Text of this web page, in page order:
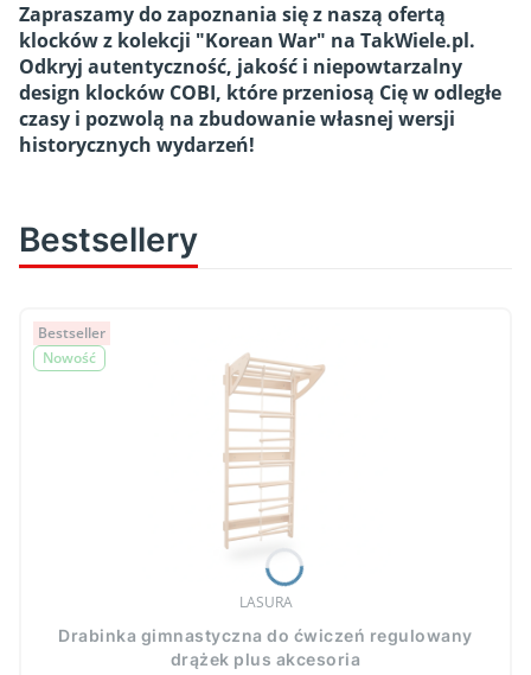
Zapraszamy do zapoznania się z naszą ofertą
klocków z kolekcji "Korean War" na TakWiele.pl.
Odkryj autentyczność, jakość i niepowtarzalny
design klocków COBI, które przeniosą Cię w odległe
czasy i pozwolą na zbudowanie własnej wersji
historycznych wydarzeń!
Bestsellery
Bestseller
Nowość
Drabinka gimnastyczna do ćwiczeń regulowany
drążek plus akcesoria
PRODUCENT
LASURA